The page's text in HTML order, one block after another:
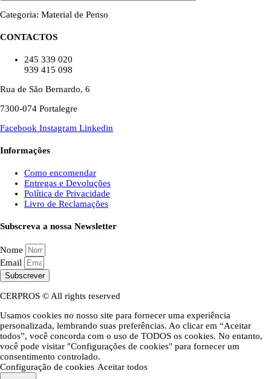
Categoria: Material de Penso
CONTACTOS
245 339 020
939 415 098
Rua de São Bernardo, 6
7300-074 Portalegre
Facebook Instagram Linkedin
Informações
Como encomendar
Entregas e Devoluções
Política de Privacidade
Livro de Reclamações
Subscreva a nossa Newsletter
Nome
Email
Subscrever
CERPROS © All rights reserved
Usamos cookies no nosso site para fornecer uma experiência
personalizada, lembrando suas preferências. Ao clicar em “Aceitar
todos”, você concorda com o uso de TODOS os cookies. No entanto,
você pode visitar "Configurações de cookies" para fornecer um
consentimento controlado.
Configuração de cookies Aceitar todos